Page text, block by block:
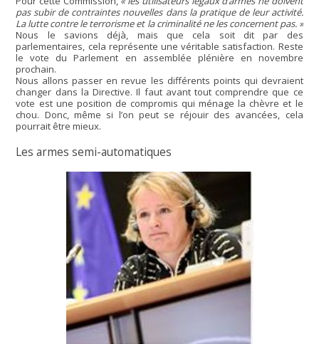
pas subir de contraintes nouvelles dans la pratique de leur activité.
La lutte contre le terrorisme et la criminalité ne les concernent pas. »
Nous le savions déjà, mais que cela soit dit par des
parlementaires, cela représente une véritable satisfaction. Reste
le vote du Parlement en assemblée plénière en novembre
prochain.
Nous allons passer en revue les différents points qui devraient
changer dans la Directive. Il faut avant tout comprendre que ce
vote est une position de compromis qui ménage la chèvre et le
chou. Donc, même si l’on peut se réjouir des avancées, cela
pourrait être mieux.
Les armes semi-automatiques